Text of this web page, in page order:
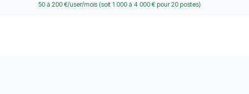
50 à 200 €/user/mois (soit 1 000 à 4 000 € pour 20 postes)